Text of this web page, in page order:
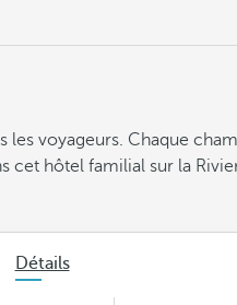
voyageurs. Chaque
cet hôtel familial sur la
Détails